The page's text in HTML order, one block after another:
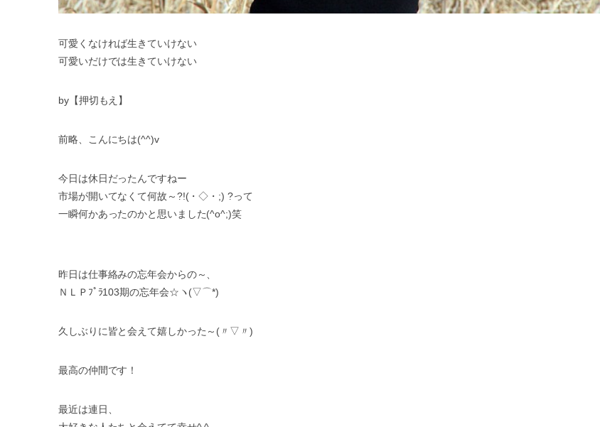
可愛くなければ生きていけない
可愛いだけでは生きていけない
by【押切もえ】
前略、こんにちは(^^)v
今日は休日だったんですねー
市場が開いてなくて何故～?!(・◇・;) ?って
一瞬何かあったのかと思いました(^o^;)笑
昨日は仕事絡みの忘年会からの～、
ＮＬＰﾌﾟﾗ103期の忘年会☆ヽ(▽⌒*)
久しぶりに皆と会えて嬉しかった～(〃▽〃)
最高の仲間です！
最近は連日、